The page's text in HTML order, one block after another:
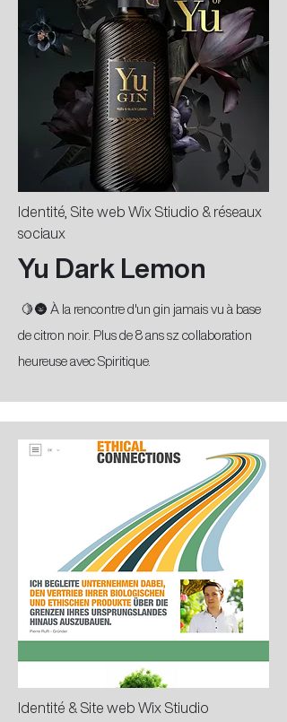
Identité, Site web Wix Stiudio & réseaux
sociaux
Yu Dark Lemon
🍋🌚 À la rencontre d'un gin jamais vu à base
de citron noir. Plus de 8 ans sz collaboration
heureuse avec Spiritique.
Identité & Site web Wix Stiudio